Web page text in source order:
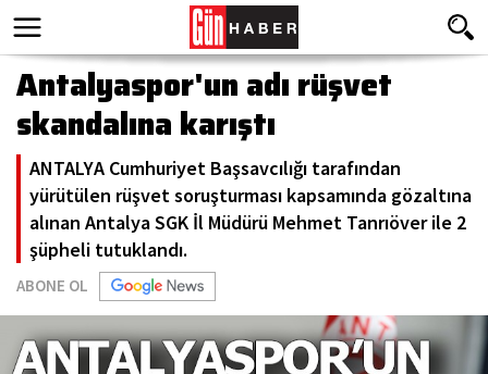
Antalyaspor'un adı rüşvet
skandalına karıştı
ANTALYA Cumhuriyet Başsavcılığı tarafından
yürütülen rüşvet soruşturması kapsamında gözaltına
alınan Antalya SGK İl Müdürü Mehmet Tanrıöver ile 2
şüpheli tutuklandı.
ABONE OL